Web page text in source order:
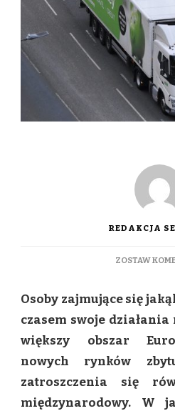
REDAKCJA
ZOSTAW
Osoby zajmujące się
czasem swoje
większy obszar
nowych rynków
zatroszczenia się
międzynarodowy. W